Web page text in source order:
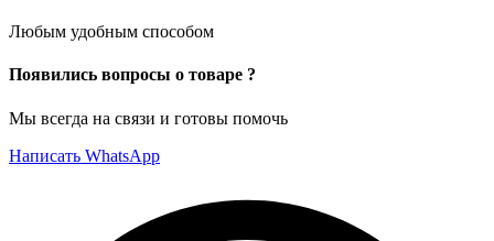
Любым удобным способом
Появились вопросы о товаре ?
Мы всегда на связи и готовы помочь
Написать WhatsApp